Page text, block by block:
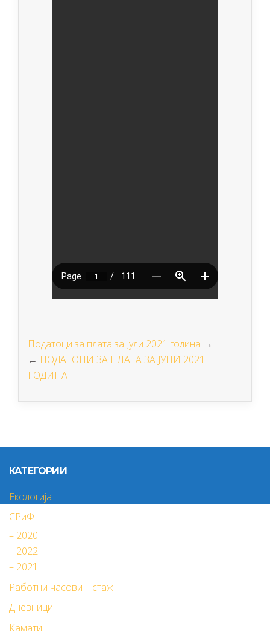
Податоци за плата за Јули 2021 година →
← ПОДАТОЦИ ЗА ПЛАТА ЗА ЈУНИ 2021
ГОДИНА
КАТЕГОРИИ
Екологија
СРиФ
– 2020
– 2022
– 2021
Работни часови – стаж
Дневници
Камати